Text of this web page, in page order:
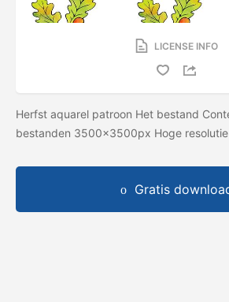
LICENSE INFO
Herfst aquarel patroon Het bestand
bestanden 3500x3500px Hoge resolutie
Gratis